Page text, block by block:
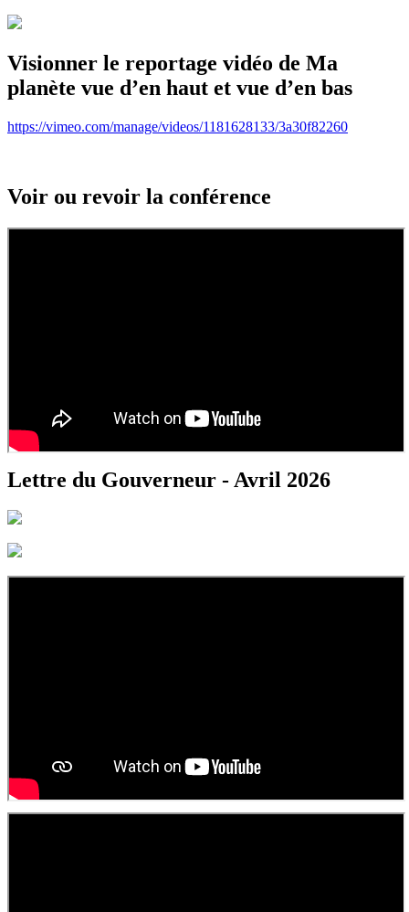
Visionner le reportage vidéo de Ma
planète vue d’en haut et vue d’en bas
https://vimeo.com/manage/videos/1181628133/3a30f82260
Voir ou revoir la conférence
Lettre du Gouverneur - Avril 2026